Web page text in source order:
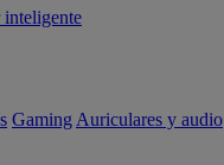
Gaming Auriculares y audio